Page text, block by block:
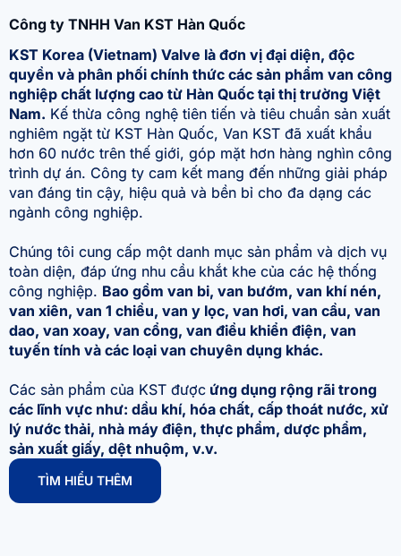
Công ty TNHH Van KST Hàn Quốc
KST Korea (Vietnam) Valve là đơn vị đại diện, độc
quyền và phân phối chính thức các sản phẩm van công
nghiệp chất lượng cao từ Hàn Quốc tại thị trường Việt
Nam. Kế thừa công nghệ tiên tiến và tiêu chuẩn sản xuất
nghiêm ngặt từ KST Hàn Quốc, Van KST đã xuất khẩu
hơn 60 nước trên thế giới, góp mặt hơn hàng nghìn công
trình dự án. Công ty cam kết mang đến những giải pháp
van đáng tin cậy, hiệu quả và bền bỉ cho đa dạng các
ngành công nghiệp.
Chúng tôi cung cấp một danh mục sản phẩm và dịch vụ
toàn diện, đáp ứng nhu cầu khắt khe của các hệ thống
công nghiệp. Bao gồm van bi, van bướm, van khí nén,
van xiên, van 1 chiều, van y lọc, van hơi, van cầu, van
dao, van xoay, van cổng, van điều khiển điện, van
tuyến tính và các loại van chuyên dụng khác.
Các sản phẩm của KST được ứng dụng rộng rãi trong
các lĩnh vực như: dầu khí, hóa chất, cấp thoát nước, xử
lý nước thải, nhà máy điện, thực phẩm, dược phẩm,
sản xuất giấy, dệt nhuộm, v.v.
TÌM HIỂU THÊM